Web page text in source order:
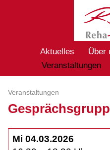
Aktuelles Über
Veranstaltungen
Veranstaltungen
Mi 04.03.2026